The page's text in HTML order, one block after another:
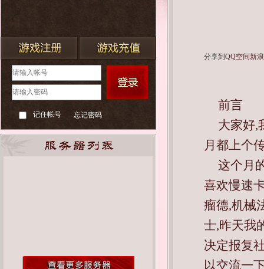
记住帐号 忘记密码
分享到QQ空间 新
前言
大家好,
月都上个
这个月
喜欢慢速
瘤德,机械
士,昨天我
决定报复
以交流一